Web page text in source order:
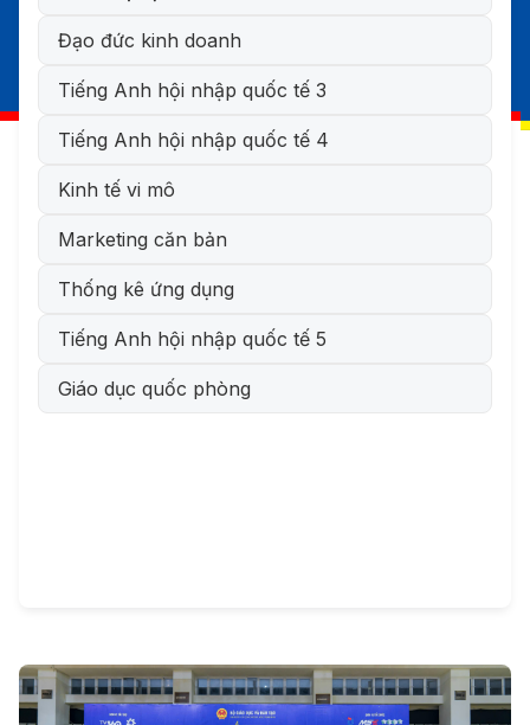
Đạo đức kinh doanh
Tiếng Anh hội nhập quốc tế 3
Tiếng Anh hội nhập quốc tế 4
Kinh tế vi mô
Marketing căn bản
Thống kê ứng dụng
Tiếng Anh hội nhập quốc tế 5
Giáo dục quốc phòng